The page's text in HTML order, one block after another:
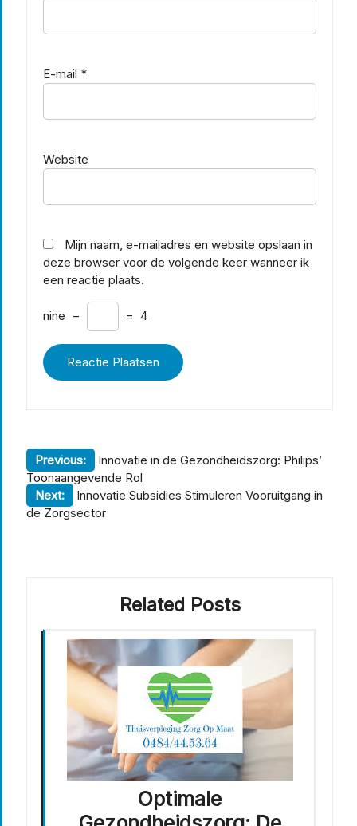
E-mail *
Website
Mijn naam, e-mailadres en website opslaan in
deze browser voor de volgende keer wanneer ik
een reactie plaats.
nine − = 4
Berichtnavigatie
Previous:
Innovatie in de Gezondheidszorg: Philips’
Toonaangevende Rol
Next:
Innovatie Subsidies Stimuleren Vooruitgang in
de Zorgsector
Related Posts
Optimale